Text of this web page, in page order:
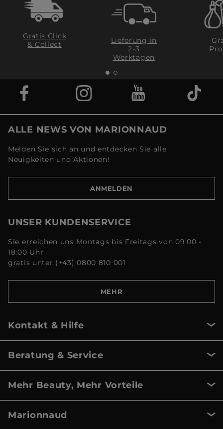
Gratis Click
& Collect
Lieferung in
2-3
Werktagen
ALLE NEWS VON MARIONNAUD
Melden Sie sich an und entdecken Sie alle
Neuigkeiten und Aktionen!
ANMELDEN
UNSER KUNDENSERVICE
Sie erreichen uns Montags bis Freitags von 09:00 -
18:00 Uhr
gratis unter (+43) 0800 810 001
MEHR
Kontakt & Hilfe
Beratung & Service
Mehr Beauty, Mehr Vorteile
Marionnaud